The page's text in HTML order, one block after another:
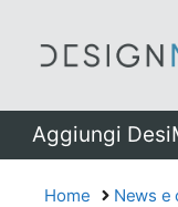
Aggiungi
Home News e